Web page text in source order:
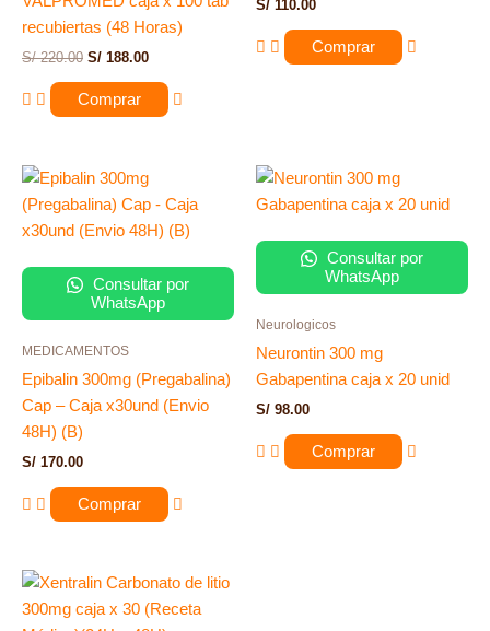
recubiertas (48 Horas)
S/220.00 S/ 188.00
Comprar
S/ 110.00
Comprar
Consultar por
WhatsApp
MEDICAMENTOS
Epibalin 300mg (Pregabalina)
Cap – Caja x30und (Envio
48H) (B)
S/ 170.00
Comprar
Consultar por
WhatsApp
Neurologicos
Neurontin 300 mg
Gabapentina caja x 20 unid
S/ 98.00
Comprar